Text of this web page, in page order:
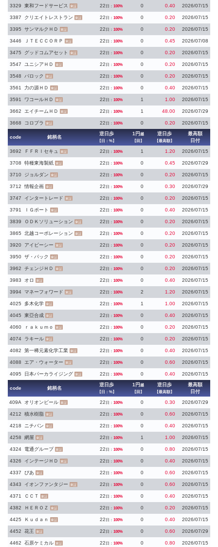
3329 東和フードサービス 東証 22 日： 100% 0 0.40 2026/07/15
3387 クリエイトレストラン 東証 22 日： 100% 0 0.20 2026/07/15
3395 サンマルクＨＤ 東証 22 日： 100% 0 0.20 2026/07/15
3446 ＪＴＥＣＣＯＲＰ 東証 22 日： 100% 0 0.45 2026/07/08
3475 グッドコムアセット 東証 22 日： 100% 0 0.20 2026/07/15
3547 ユニシアＨＤ 東証 22 日： 100% 0 0.20 2026/07/15
3548 バロック 東証 22 日： 100% 0 0.20 2026/07/15
3561 力の源ＨＤ 東証 22 日： 100% 0 0.40 2026/07/15
3591 ワコールＨＤ 東証 22 日： 100% 1 1.00 2026/07/15
3662 エイチームＨＤ 東証 22 日： 100% 1 48.00 2026/07/29
3668 コロプラ 東証 22 日： 100% 0 0.20 2026/07/15
code 銘柄名
逆日歩
【日：%】
1円 越
【回】
逆日歩
【最高額】
最高額
日付
3692
ＦＦＲＩセキュ 東証 22 日： 100% 1 1.20 2026/07/15
3708 特種東海製紙 東証 22 日： 100% 0 0.45 2026/07/29
3710 ジョルダン 東証 22 日： 100% 0 0.20 2026/07/15
3712 情報企画 東証 22 日： 100% 0 0.30 2026/07/29
3747 インタートレード 東証 22 日： 100% 0 0.20 2026/07/15
3791 ＩＧポート 東証 22 日： 100% 0 0.40 2026/07/15
3839 ＯＤＫソリューション 東証 22 日： 100% 0 0.20 2026/07/15
3865 北越コーポレーション 東証 22 日： 100% 0 0.20 2026/07/15
3920 アイビーシー 東証 22 日： 100% 0 0.20 2026/07/15
3950 ザ・パック 東証 22 日： 100% 0 0.20 2026/07/15
3962 チェンジＨＤ 東証 22 日： 100% 0 0.20 2026/07/15
3983 オロ 東証 22 日： 100% 0 0.40 2026/07/15
3994 マネーフォワード 東証 22 日： 100% 2 1.20 2026/07/15
4025 多木化学 東証 22 日： 100% 1 1.00 2026/07/15
4045 東亞合成 東証 22 日： 100% 0 0.40 2026/07/15
4060 ｒａｋｕｍｏ 東証 22 日： 100% 0 0.20 2026/07/15
4074 ラキール 東証 22 日： 100% 0 0.20 2026/07/15
4082 第一稀元素化学工業 東証 22 日： 100% 0 0.40 2026/07/15
4088 エア・ウォーター 東証 22 日： 100% 0 0.60 2026/07/15
4095 日本パーカライジング 東証 22 日： 100% 0 0.40 2026/07/15
code 銘柄名
逆日歩
【日：%】
1円 越
【回】
逆日歩
【最高額】
最高額
日付
409A
オリオンビール 東証 22 日： 100% 0 0.30 2026/07/29
4212 積水樹脂 東証 22 日： 100% 0 0.60 2026/07/15
4218 ニチバン 東証 22 日： 100% 0 0.40 2026/07/15
4258 網屋 東証 22 日： 100% 1 1.00 2026/07/15
4324 電通グループ 東証 22 日： 100% 0 0.80 2026/07/15
4326 インテージＨＤ 東証 22 日： 100% 0 0.40 2026/07/15
4337 ぴあ 東証 22 日： 100% 0 0.60 2026/07/15
4343 イオンファンタジー 東証 22 日： 100% 0 0.60 2026/07/15
4371 ＣＣＴ 東証 22 日： 100% 0 0.40 2026/07/15
4382 ＨＥＲＯＺ 東証 22 日： 100% 0 0.20 2026/07/15
4425 Ｋｕｄａｎ 東証 22 日： 100% 0 0.40 2026/07/15
4452 花王 東証 22 日： 100% 0 0.60 2026/07/29
4462 石原ケミカル 東証 22 日： 100% 0 0.80 2026/07/15